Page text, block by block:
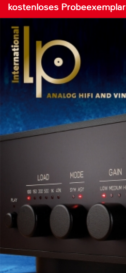
kostenloses Probeexemplar